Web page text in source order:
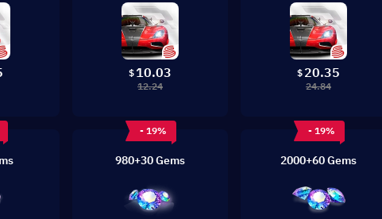
$ 10.03
12.24
$ 20.35
24.84
- 19%
980+30 Gems
- 19%
2000+60 Gems